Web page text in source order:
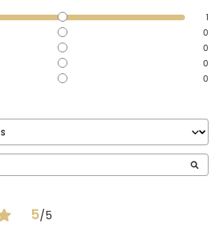
1
0
0
0
0
5/5